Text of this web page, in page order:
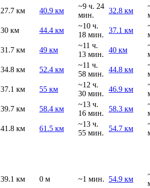
27.7 км 40.9 км
~9 ч. 24
мин.
32.8 км
30 км 44.4 км
~10 ч.
18 мин.
37.1 км
31.7 км 49 км
~11 ч.
13 мин.
40 км
34.8 км 52.4 км
~11 ч.
58 мин.
44.8 км
37.1 км 55 км
~12 ч.
30 мин.
46.9 км
39.7 км 58.4 км
~13 ч.
16 мин.
58.3 км
41.8 км 61.5 км
~13 ч.
55 мин.
54.7 км
39.1 км 0 м ~1 мин. 54.9 км